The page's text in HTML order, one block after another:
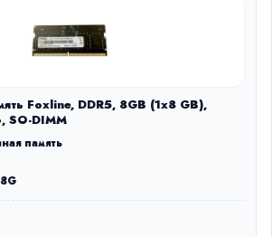
Foxline, DDR5, 8GB (1x8 GB),
SO-DIMM
память